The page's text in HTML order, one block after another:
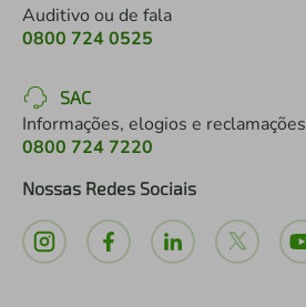
Auditivo ou de fala
0800 724 0525
SAC
Informações, elogios e reclamações
0800 724 7220
Nossas Redes Sociais